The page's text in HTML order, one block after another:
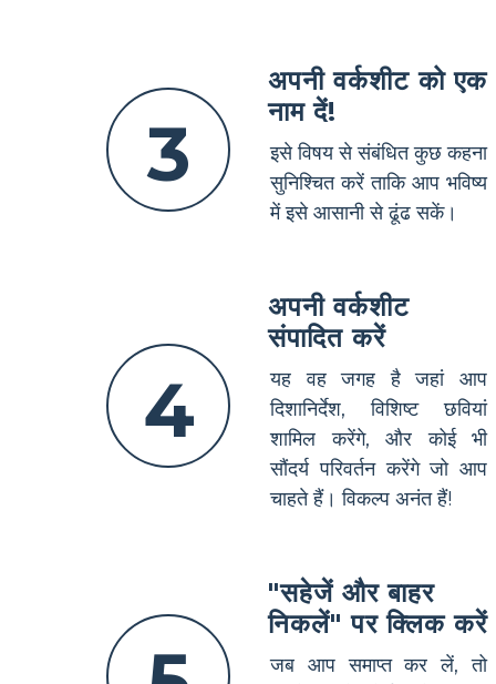
3
अपनी वर्कशीट को एक
नाम दें!
इसे विषय से संबंधित कुछ कहना
सुनिश्चित करें ताकि आप भविष्य
में इसे आसानी से ढूंढ सकें।
4
अपनी वर्कशीट
संपादित करें
यह वह जगह है जहां आप
दिशानिर्देश, विशिष्ट छवियां
शामिल करेंगे, और कोई भी
सौंदर्य परिवर्तन करेंगे जो आप
चाहते हैं। विकल्प अनंत हैं!
"सहेजें और बाहर
निकलें" पर क्लिक करें
जब आप समाप्त कर लें, तो